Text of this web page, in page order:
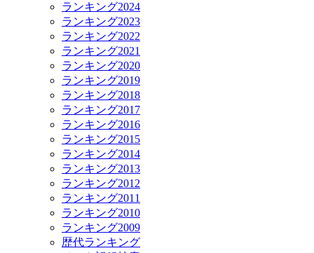
ランキング2024
ランキング2023
ランキング2022
ランキング2021
ランキング2020
ランキング2019
ランキング2018
ランキング2017
ランキング2016
ランキング2015
ランキング2014
ランキング2013
ランキング2012
ランキング2011
ランキング2010
ランキング2009
歴代ランキング